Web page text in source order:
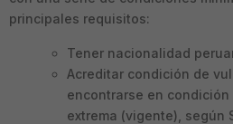
principales requisitos:
Tener nacionalidad
Acreditar condición de
encontrarse en
extrema (vigente), según